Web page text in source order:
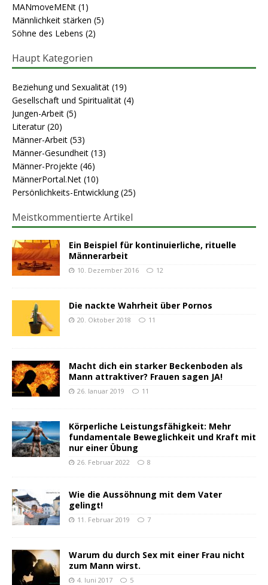
MANmoveMENt (1)
Männlichkeit stärken (5)
Söhne des Lebens (2)
Haupt Kategorien
Beziehung und Sexualität (19)
Gesellschaft und Spiritualität (4)
Jungen-Arbeit (5)
Literatur(20)
Männer-Arbeit (53)
Männer-Gesundheit (13)
Männer-Projekte (46)
MännerPortal.Net (10)
Persönlichkeits-Entwicklung(25)
Meistkommentierte Artikel
Ein Beispiel für kontinuierliche, rituelle
Männerarbeit
10. Dezember 2016 12
Die nackte Wahrheit über Pornos
20. Oktober 2018 11
Macht dich ein starker Beckenboden als
Mann attraktiver? Frauen sagen JA!
26. Januar 2019 11
Körperliche Leistungsfähigkeit: Mehr
fundamentale Beweglichkeit und Kraft mit
nur einer Übung
26. Februar 2022 8
Wie die Aussöhnung mit dem Vater
gelingt!
11. Februar 2019 7
Warum du durch Sex mit einer Frau nicht
zum Mann wirst.
4. Juni 2017 5